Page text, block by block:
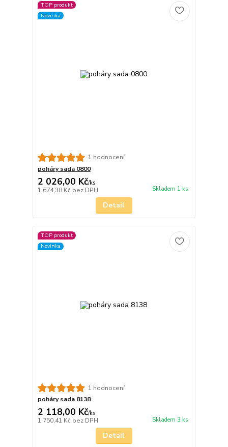
TOP produkt
Novinka
1 hodnocení
poháry sada 0800
2 026,00 Kč/ks
1 674,38 Kč bez DPH Skladem 1 ks
Detail
TOP produkt
Novinka
1 hodnocení
poháry sada 8138
2 118,00 Kč/ks
1 750,41 Kč bez DPH Skladem 3 ks
Detail